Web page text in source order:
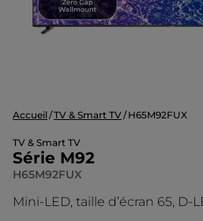
Accueil TV & Smart TV H65M92FUX
TV & Smart TV
Série M92
H65M92FUX
Mini-LED, taille d’écran 65, D-